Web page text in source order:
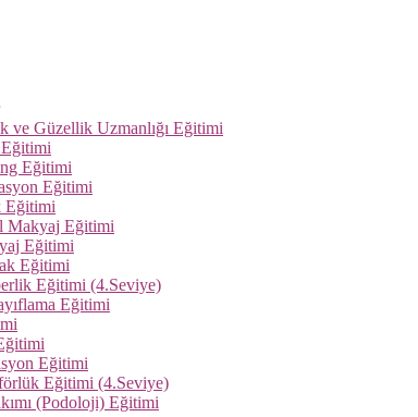
ve Güzellik Uzmanlığı Eğitimi
Eğitimi
Eğitimi
Eğitimi
Makyaj Eğitimi
Eğitimi
Eğitimi
Eğitimi (4.Seviye)
Eğitimi
Eğitimi
Eğitimi (4.Seviye)
(Podoloji) Eğitimi